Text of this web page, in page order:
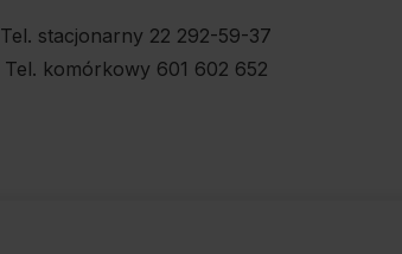
Tel. stacjonarny 22 292-59-37
Tel. komórkowy 601 602 652